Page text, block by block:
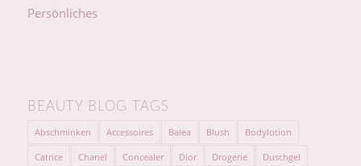
Persönliches
BEAUTY BLOG TAGS
Abschminken Accessoires Balea Blush Bodylotion
Catrice Chanel Concealer Dior Drogerie Duschgel